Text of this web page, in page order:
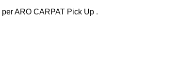
perARO CARPAT Pick Up .